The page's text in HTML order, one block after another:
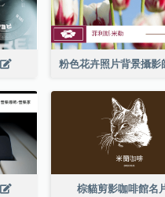
棕貓剪影咖啡館名